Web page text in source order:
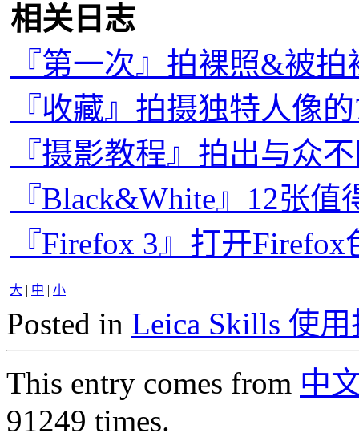
相关日志
『第一次』拍裸照&被拍
『收藏』拍摄独特人像
『摄影教程』拍出与众
『Black&White』12张
『Firefox 3』打开
大 | 中 | 小
Posted in Leica Skills 使
This entry comes from 中
91249 times.